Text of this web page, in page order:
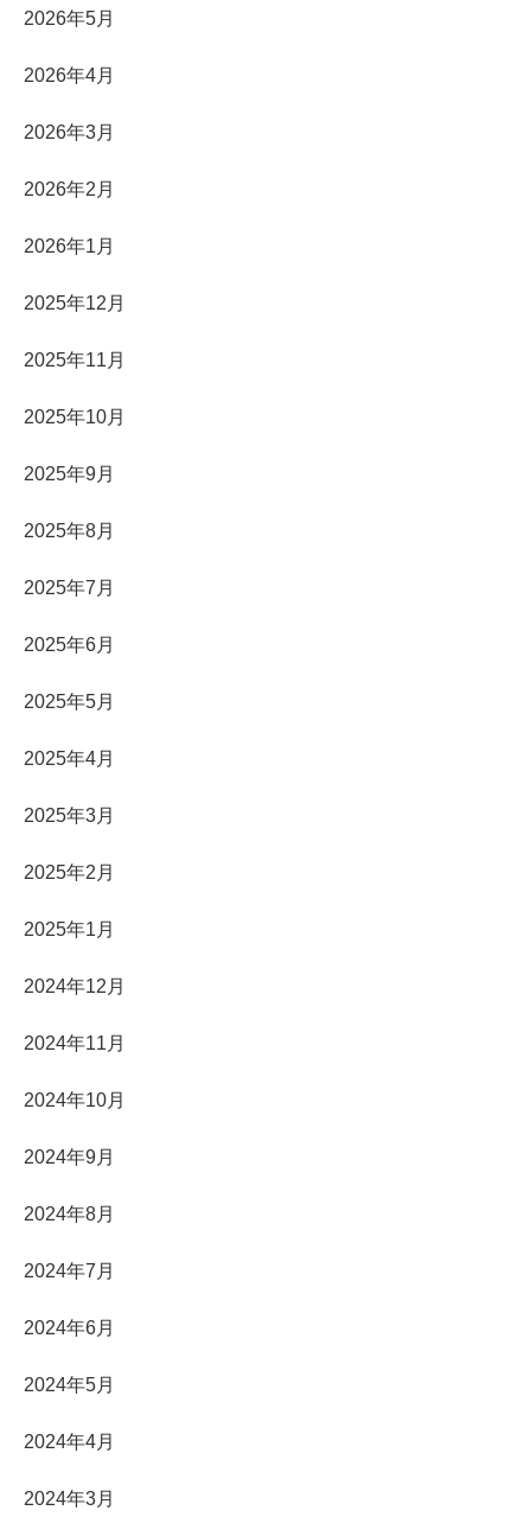
2026年5月
2026年4月
2026年3月
2026年2月
2026年1月
2025年12月
2025年11月
2025年10月
2025年9月
2025年8月
2025年7月
2025年6月
2025年5月
2025年4月
2025年3月
2025年2月
2025年1月
2024年12月
2024年11月
2024年10月
2024年9月
2024年8月
2024年7月
2024年6月
2024年5月
2024年4月
2024年3月